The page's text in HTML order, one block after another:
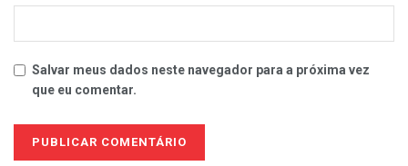
Salvar meus dados neste navegador para a próxima vez
que eu comentar.